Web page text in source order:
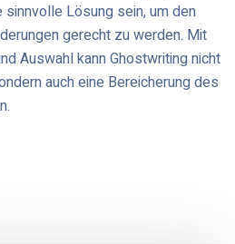
Lösung sein, um den
gerecht zu werden. Mit
Auswahl kann Ghostwriting nicht
auch eine Bereicherung des